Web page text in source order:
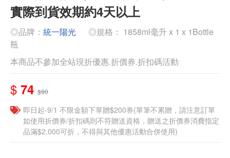
實際到貨效期約4天以上
◎品牌： 統一陽光
◎規格： 1858ml毫升 x 1 x 1Bottle
瓶
本商品不參加全站現折優惠.折價券.折扣碼活動
$ 74 $90
即日起-9/1 不限金額下單贈$200券(單筆不累贈，請注意訂單
如使用折價券/折扣碼則不符贈送資格，贈送之折價券消費指定
品滿$2,000可折，不得與其他優惠活動合併使用)